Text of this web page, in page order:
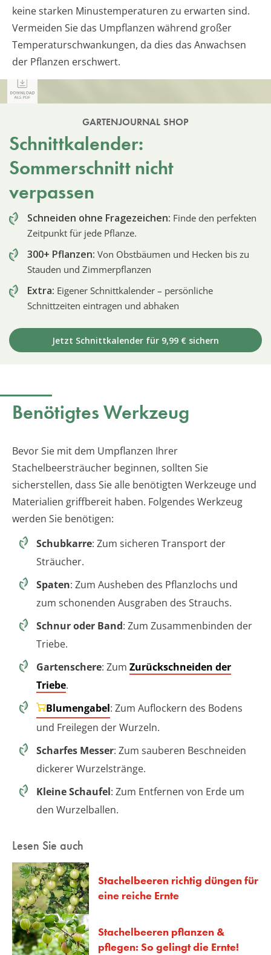
keine starken Minustemperaturen zu erwarten sind.
Vermeiden Sie das Umpflanzen während großer
Temperaturschwankungen, da dies das Anwachsen
der Pflanzen erschwert.
GARTENJOURNAL SHOP
Schnittkalender:
Sommerschnitt nicht
verpassen
Schneiden ohne Fragezeichen: Finde den perfekten
Zeitpunkt für jede Pflanze.
300+ Pflanzen: Von Obstbäumen und Hecken bis zu
Stauden und Zimmerpflanzen
Extra: Eigener Schnittkalender – persönliche
Schnittzeiten eintragen und abhaken
Jetzt Schnittkalender für 9,99 € sichern
Benötigtes Werkzeug
Bevor Sie mit dem Umpflanzen Ihrer
Stachelbeersträucher beginnen, sollten Sie
sicherstellen, dass Sie alle benötigten Werkzeuge und
Materialien griffbereit haben. Folgendes Werkzeug
werden Sie benötigen:
Schubkarre: Zum sicheren Transport der
Sträucher.
Spaten: Zum Ausheben des Pflanzlochs und
zum schonenden Ausgraben des Strauchs.
Schnur oder Band: Zum Zusammenbinden der
Triebe.
Gartenschere: Zum Zurückschneiden der
Triebe.
Blumengabel: Zum Auflockern des Bodens
und Freilegen der Wurzeln.
Scharfes Messer: Zum sauberen Beschneiden
dickerer Wurzelstränge.
Kleine Schaufel: Zum Entfernen von Erde um
den Wurzelballen.
Lesen Sie auch
Stachelbeeren richtig düngen für
eine reiche Ernte
Stachelbeeren pflanzen &
pflegen: So gelingt die Ernte!